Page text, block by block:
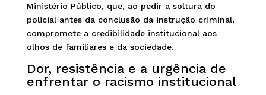
Ministério Público, que, ao pedir a soltura do
policial antes da conclusão da instrução criminal,
compromete a credibilidade institucional aos
olhos de familiares e da sociedade.
Dor, resistência e a urgência de
enfrentar o racismo institucional